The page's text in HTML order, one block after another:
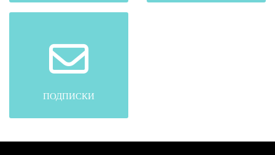
ПОДПИСКИ